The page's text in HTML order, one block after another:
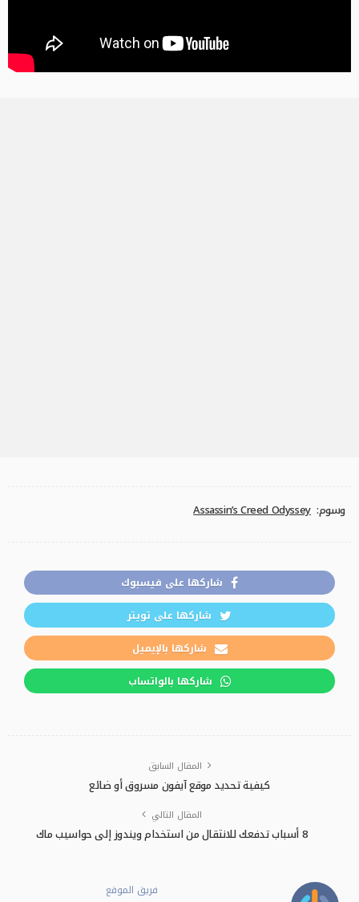
وسوم: Assassin’s Creed Odyssey
شاركها على فيسبوك
شاركها على تويتر
شاركها بالإيميل
شاركها بالواتساب
المقال السابق
كيفية تحديد موقع آيفون مسروق أو ضائع
المقال التالي
8 أسباب تدفعك للانتقال من استخدام ويندوز إلى حواسيب ماك
فريق الموقع